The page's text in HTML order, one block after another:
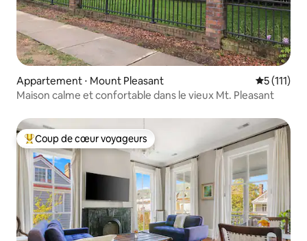
Appartement ⋅ Mount Pleasant Évaluation
5 (111)
Maison calme et confortable dans le vieux Mt. Pleasant
Coups de cœur voyageurs les plus appréciés
Coup de cœur voyageurs